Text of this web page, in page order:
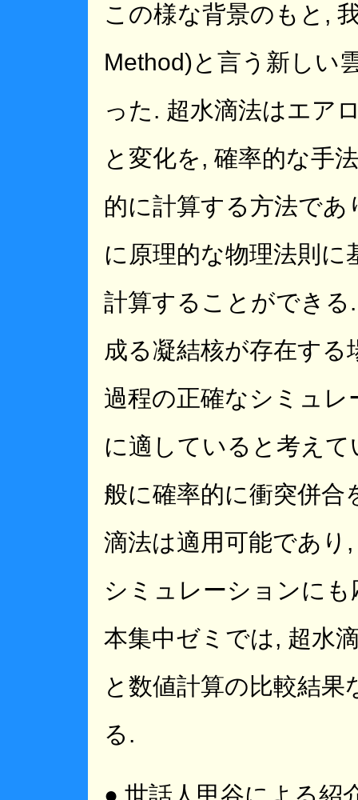
この様な背景のもと,
Method)と言う新しい
った. 超水滴法はエア
と変化を, 確率的な手
的に計算する方法で
に原理的な物理法則
計算することができ
成る凝結核が存在す
過程の正確なシミュ
に適していると考え
般に確率的に衝突併合
滴法は適用可能であり
シミュレーションに
本集中ゼミでは, 超水
と数値計算の比較結
る.
● 世話人甲谷による紹